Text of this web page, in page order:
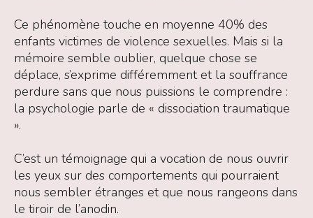
Ce phénomène touche en moyenne 40% des
enfants victimes de violence sexuelles. Mais si la
mémoire semble oublier, quelque chose se
déplace, s’exprime différemment et la souffrance
perdure sans que nous puissions le comprendre :
la psychologie parle de « dissociation traumatique
».
C’est un témoignage qui a vocation de nous ouvrir
les yeux sur des comportements qui pourraient
nous sembler étranges et que nous rangeons dans
le tiroir de l’anodin.